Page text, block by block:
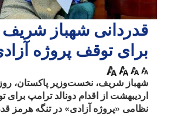
قدردانی شهباز شریف
برای توقف پروژه
اردیبهشت از اقدام دونالد ترامپ
نظامی «پروژه آزادی» در تنگه هرمز